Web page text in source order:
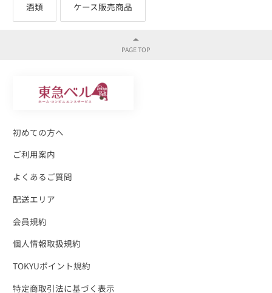
酒類 ケース販売商品
初めての方へ
ご利用案内
よくあるご質問
配送エリア
会員規約
個人情報取扱規約
TOKYUポイント規約
特定商取引法に基づく表示